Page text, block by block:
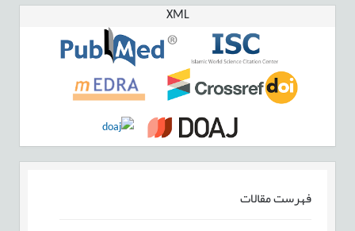
XML
فهرست مقالات